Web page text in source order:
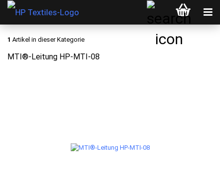
1 Artikel in dieser Kategorie
MTI®-Leitung HP-MTI-08